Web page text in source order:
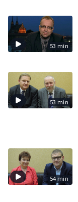
53 min
53 min
54 min